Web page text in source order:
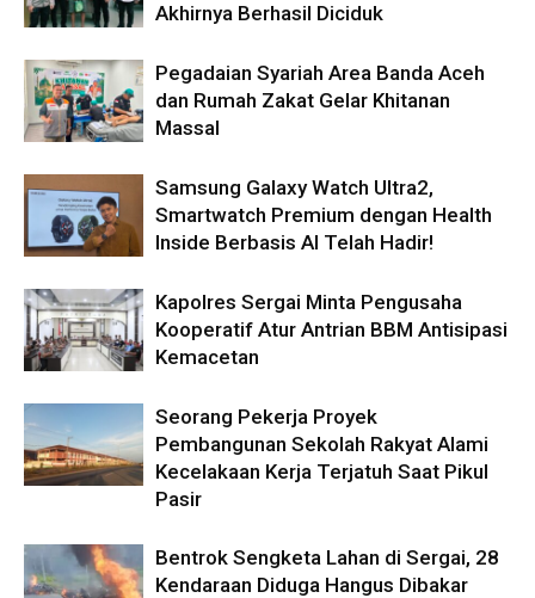
Akhirnya Berhasil Diciduk
Pegadaian Syariah Area Banda Aceh
dan Rumah Zakat Gelar Khitanan
Massal
Samsung Galaxy Watch Ultra2,
Smartwatch Premium dengan Health
Inside Berbasis AI Telah Hadir!
Kapolres Sergai Minta Pengusaha
Kooperatif Atur Antrian BBM Antisipasi
Kemacetan
Seorang Pekerja Proyek
Pembangunan Sekolah Rakyat Alami
Kecelakaan Kerja Terjatuh Saat Pikul
Pasir
Bentrok Sengketa Lahan di Sergai, 28
Kendaraan Diduga Hangus Dibakar